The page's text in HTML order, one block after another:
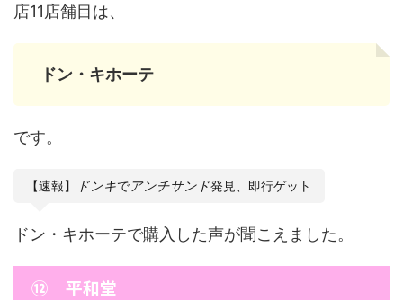
店11店舗目は、
ドン・キホーテ
です。
【速報】 ドンキでアンチサンド発見、即行ゲット
ドン・キホーテで購入した声が聞こえました。
⑫ 平和堂